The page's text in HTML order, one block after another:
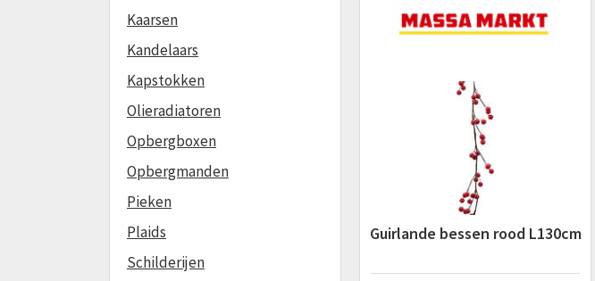
Guirlande bessen rood L130cm
Kaarsen
Kandelaars
Kapstokken
Olieradiatoren
Opbergboxen
Opbergmanden
Pieken
Plaids
Schilderijen